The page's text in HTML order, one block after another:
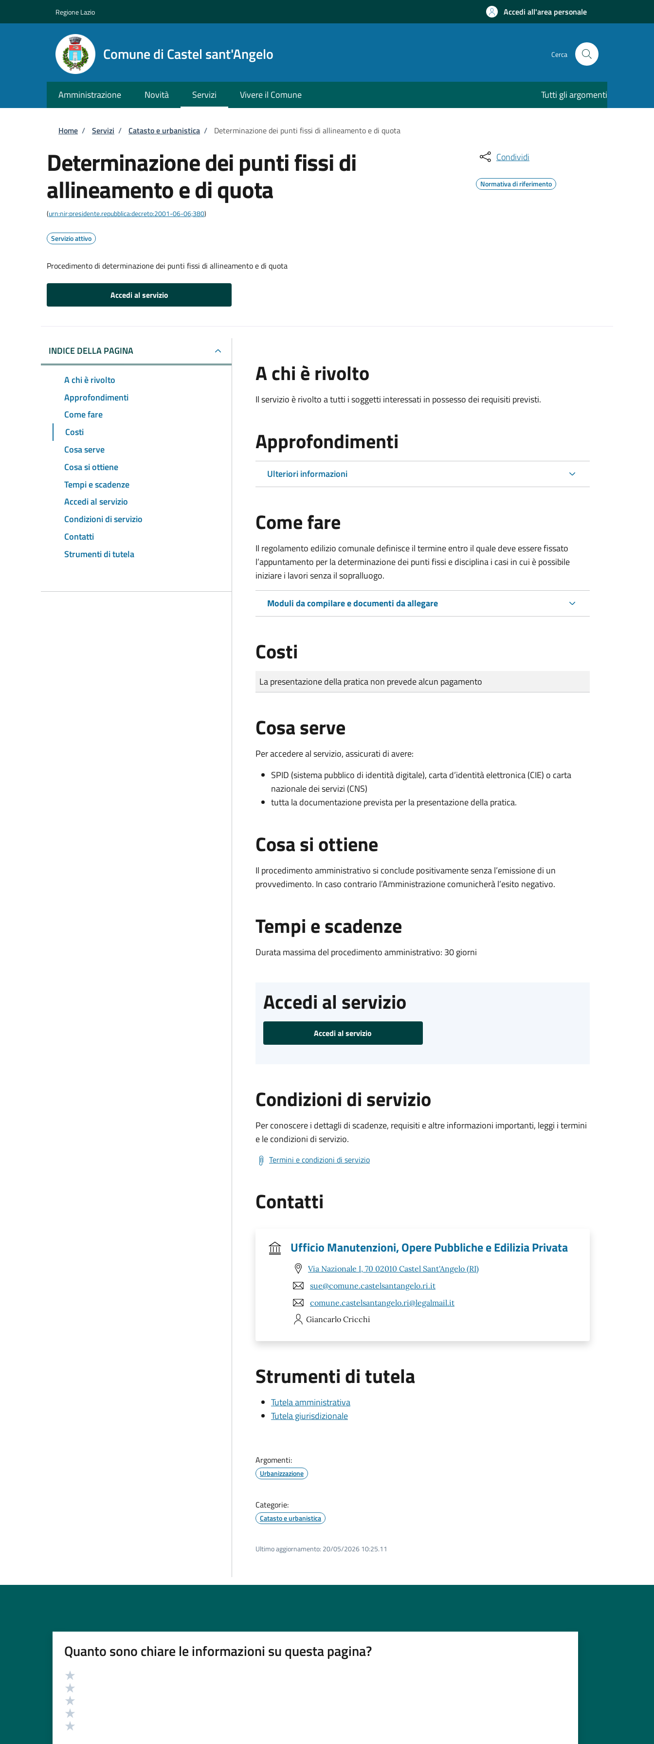
Regione Lazio Accedi all'area personale
Comune di Castel sant'Angelo Cerca
Amministrazione Novità Servizi Vivere il Comune Tutti gli argomenti
Briciole di pane
Home / Servizi / Catasto e urbanistica / Determinazione dei punti fissi di allineamento e di quota
Determinazione dei punti fissi di
allineamento e di quota
(urn:nir:presidente.repubblica:decreto:2001-06-06;380)
Servizio attivo
Procedimento di determinazione dei punti fissi di allineamento e di quota
Accedi al servizio
Condividi
Normativa di riferimento
INDICE DELLA PAGINA
A chi è rivolto
Approfondimenti
Come fare
Costi
Cosa serve
Cosa si ottiene
Tempi e scadenze
Accedi al servizio
Condizioni di servizio
Contatti
Strumenti di tutela
A chi è rivolto
Il servizio è rivolto a tutti i soggetti interessati in possesso dei requisiti previsti.
Approfondimenti
Ulteriori informazioni
Come fare
Il regolamento edilizio comunale definisce il termine entro il quale deve essere fissato
l’appuntamento per la determinazione dei punti fissi e disciplina i casi in cui è possibile
iniziare i lavori senza il sopralluogo.
Moduli da compilare e documenti da allegare
Costi
Tipo di pagamento
Importo
La presentazione della pratica non prevede alcun pagamento
Cosa serve
Per accedere al servizio, assicurati di avere:
SPID (sistema pubblico di identità digitale), carta d’identità elettronica (CIE) o carta
nazionale dei servizi (CNS)
tutta la documentazione prevista per la presentazione della pratica.
Cosa si ottiene
Il procedimento amministrativo si conclude positivamente senza l’emissione di un
provvedimento. In caso contrario l’Amministrazione comunicherà l’esito negativo.
Tempi e scadenze
Durata massima del procedimento amministrativo: 30 giorni
Accedi al servizio
Accedi al servizio
Condizioni di servizio
Per conoscere i dettagli di scadenze, requisiti e altre informazioni importanti, leggi i termini
e le condizioni di servizio.
Termini e condizioni di servizio
Contatti
Ufficio Manutenzioni, Opere Pubbliche e Edilizia Privata
Via Nazionale I, 70 02010 Castel Sant'Angelo (RI)
sue@comune.castelsantangelo.ri.it
comune.castelsantangelo.ri@legalmail.it
Giancarlo Cricchi
Strumenti di tutela
Tutela amministrativa
Tutela giurisdizionale
Argomenti:
Urbanizzazione
Categorie:
Catasto e urbanistica
Ultimo aggiornamento: 20/05/2026 10:25.11
Quanto sono chiare le informazioni su questa pagina?
Valutazione